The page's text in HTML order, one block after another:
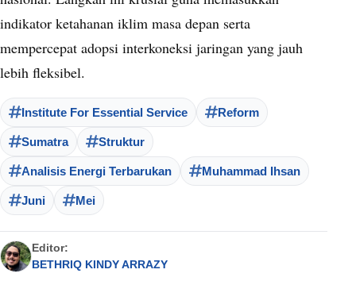
indikator ketahanan iklim masa depan serta
mempercepat adopsi interkoneksi jaringan yang jauh
lebih fleksibel.
Institute For Essential Service Reform
Sumatra Struktur
Analisis Energi Terbarukan Muhammad Ihsan
Juni Mei
Editor:
BETHRIQ KINDY ARRAZY